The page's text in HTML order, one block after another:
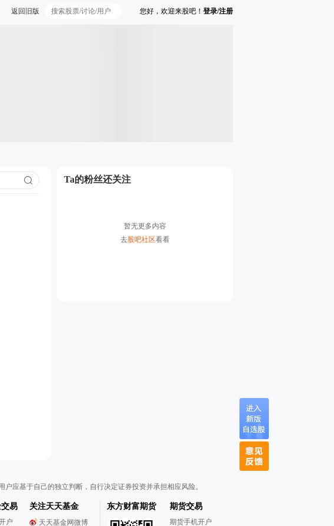
您好，欢迎来股吧！ 登录/注册
返回旧版
Ta的粉丝还关注
暂无更多内容
去股吧社区看看
应基于自己的独立判断，自行决定证券投资并承担相应风险。
易
户
关注天天基金
天天基金网微博
东方财富期货 期货交易
期货手机开户